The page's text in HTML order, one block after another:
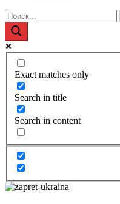
Exact matches only
Search in title
Search in content